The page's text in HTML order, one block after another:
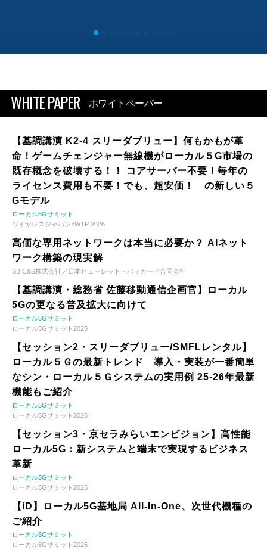
WHITE PAPER ホワイトペーパー
【基調講演 K2-4 スリーダブリュー】何もかもが革
命！ゲームチェンジャー無線機がローカル５G市場の
既存概念を破壊する！！ コアサーバー不要！毎年の
ライセンス費用も不要！でも、超安価！ の新しい５
Gモデル
ローカル5Gサミット
ワイヤレスジャパン×WTP 2026
高価な専用ネットワークは本当に必要か？ AIネット
ワーク構築の現実解
SB C&S株式会社／日本ヒューレット・パッカード合同会社
【基調講演・総務省 佐藤移動通信企画官】ローカル
5Gの更なる普及拡大に向けて
ローカル5Gサミット
ローカル5Gサミット2025
【セッション2・スリーダブリュー/SMFLレンタル】
ローカル５Ｇの最新トレンド 導入・実装が一番簡単
なシン・ローカル５Ｇシステムの実用例 25-26年最新
機能もご紹介
ローカル5Gサミット
ローカル5Gサミット2025
【セッション3・京セラみらいエンビジョン】高性能
ローカル5G：新システムと端末で実現するビジネス
革新
ローカル5Gサミット
ローカル5Gサミット2025
【iD】ローカル5G基地局 All-In-One、次世代機種の
ご紹介
ローカル5Gサミット
ローカル5Gサミット2025